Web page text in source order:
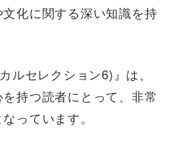
化に関する深い知識を持
ルセレクション6)』は、
持つ読者にとって、非常
っています。